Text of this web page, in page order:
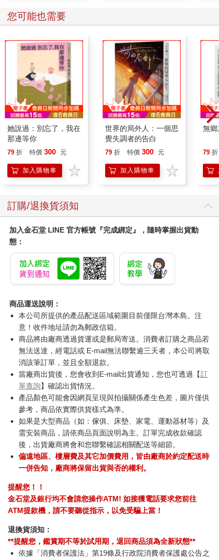
您可能也需要
她說過：別忘了，我在
那邊等你
79 折 特價 300 元
加入購物車
世界的局外人：一個思
覺失調者的告白
79 折 特價 300 元
加入購物車
無
79 折
訂購/退換貨須知
加入金石堂 LINE 官方帳號『完成綁定』，隨時掌握出貨動
態：
商品運送說明：
本公司所提供的產品配送區域範圍目前僅限台灣本島。注
意！收件地址請勿為郵政信箱。
商品將由廠商透過貨運或是郵局寄送。消費者訂購之商品若
無法送達，經電話或 E-mail無法聯繫逾三天者，本公司將取
消該筆訂單，並且全額退款。
當廠商出貨後，您會收到E-mail出貨通知，您也可透過【訂
單查詢】確認出貨情況。
產品顏色可能會因網頁呈現與拍攝關係產生色差，圖片僅供
參考，商品依實際供貨樣式為準。
如果是大型商品（如：傢俱、床墊、家電、運動器材等）及
需安裝商品，請依商品頁面說明為主。訂單完成收款確認
後，出貨廠商將會和您聯繫確認相關配送等細節。
偏遠地區、樓層費及其它加價費用，皆由廠商於約定配送時
一併告知，廠商將保留出貨與否的權利。
提醒您！！
金石堂及銀行均不會請您操作ATM! 如接獲電話要求您前往
ATM提款機，請不要聽從指示，以免受騙上當！
退換貨須知：
**提醒您，鑑賞期不等於試用期，退回商品須為全新狀態**
依據「消費者保護法」第19條及行政院消費者保護處公告之